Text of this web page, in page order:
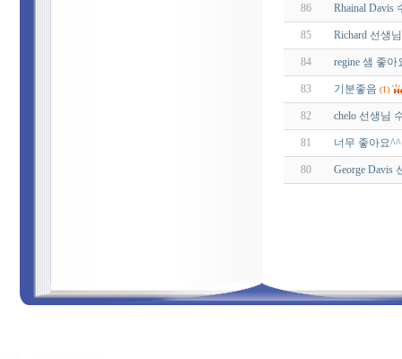
86 Rhainal Davis
85 Richard 선생
84 regine 샘 좋아
83 기분좋음 (1)
82 chelo 선생님
81 너무 좋아요^^
80 George Davis